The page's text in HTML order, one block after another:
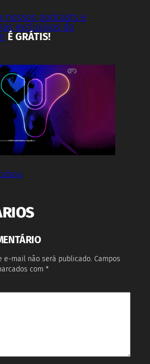
nossos podcasts e
exclusivos do
É GRÁTIS!
e-mail não será publicado. Campos
com *